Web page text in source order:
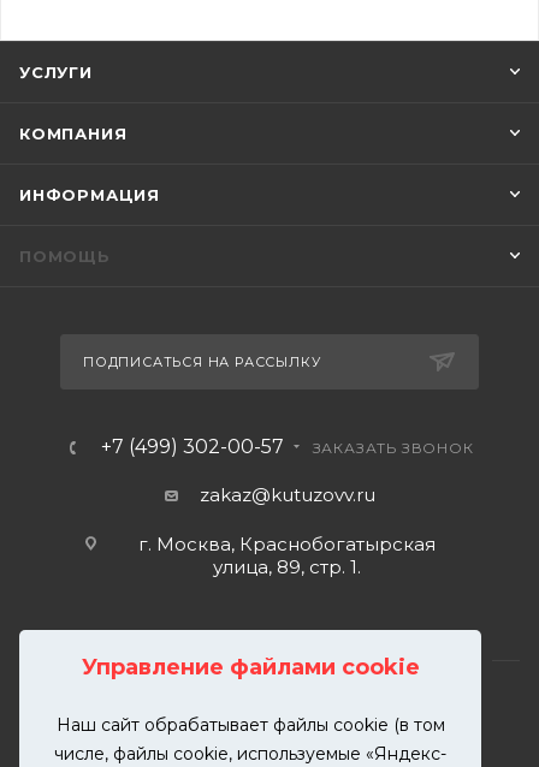
Управление файлами cookie
Наш сайт обрабатывает файлы cookie (в том
числе, файлы cookie, используемые «Яндекс-
УСЛУГИ
КОМПАНИЯ
ИНФОРМАЦИЯ
ПОМОЩЬ
ПОДПИСАТЬСЯ НА РАССЫЛКУ
+7 (499) 302-00-57 ЗАКАЗАТЬ ЗВОНОК
zakaz@kutuzovv.ru
г. Москва, Краснобогатырская
улица, 89, стр. 1.
2026 © KUTUZOVV | Кузовной ремонт и покраска